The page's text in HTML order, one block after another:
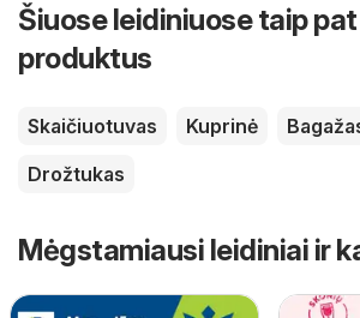
Šiuose leidiniuose taip
produktus
Skaičiuotuvas Kuprinė
Drožtukas
Mėgstamiausi leidiniai ir